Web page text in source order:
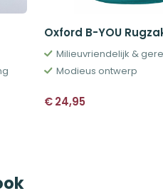
Oxford B-YOU
Modieus ontwerp
€ 24,95